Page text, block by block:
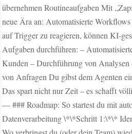
übernehmen Routineaufgaben Mit
neue Ära an: Automatisierte
auf Trigger zu reagieren, können KI-
Aufgaben durchführen: –
Kunden – Durchführung von
von Anfragen Du gibst dem Agenten
Das spart nicht nur Zeit – es schafft
— ### Roadmap: So startest du mit
Datenverarbeitung \*\*Schritt 1:\*\*